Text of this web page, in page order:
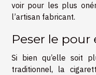
voir pour les plus
l’artisan fabricant.
Peser le pour
Si bien qu’elle soit
traditionnel, la